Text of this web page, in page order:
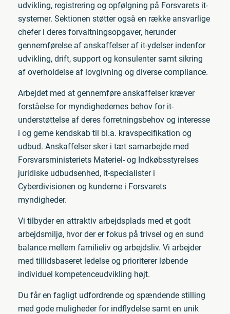
udvikling, registrering og opfølgning på Forsvarets it-
systemer. Sektionen støtter også en række ansvarlige
chefer i deres forvaltningsopgaver, herunder
gennemførelse af anskaffelser af it-ydelser indenfor
udvikling, drift, support og konsulenter samt sikring
af overholdelse af lovgivning og diverse compliance.
Arbejdet med at gennemføre anskaffelser kræver
forståelse for myndighedernes behov for it-
understøttelse af deres forretningsbehov og interesse
i og gerne kendskab til bl.a. kravspecifikation og
udbud. Anskaffelser sker i tæt samarbejde med
Forsvarsministeriets Materiel- og Indkøbsstyrelses
juridiske udbudsenhed, it-specialister i
Cyberdivisionen og kunderne i Forsvarets
myndigheder.
Vi tilbyder en attraktiv arbejdsplads med et godt
arbejdsmiljø, hvor der er fokus på trivsel og en sund
balance mellem familieliv og arbejdsliv. Vi arbejder
med tillidsbaseret ledelse og prioriterer løbende
individuel kompetenceudvikling højt.
Du får en fagligt udfordrende og spændende stilling
med gode muligheder for indflydelse samt en unik